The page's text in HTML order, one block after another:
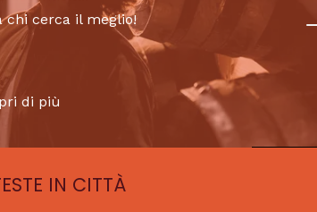
chi cerca il meglio!
di più
IN CITTÀ